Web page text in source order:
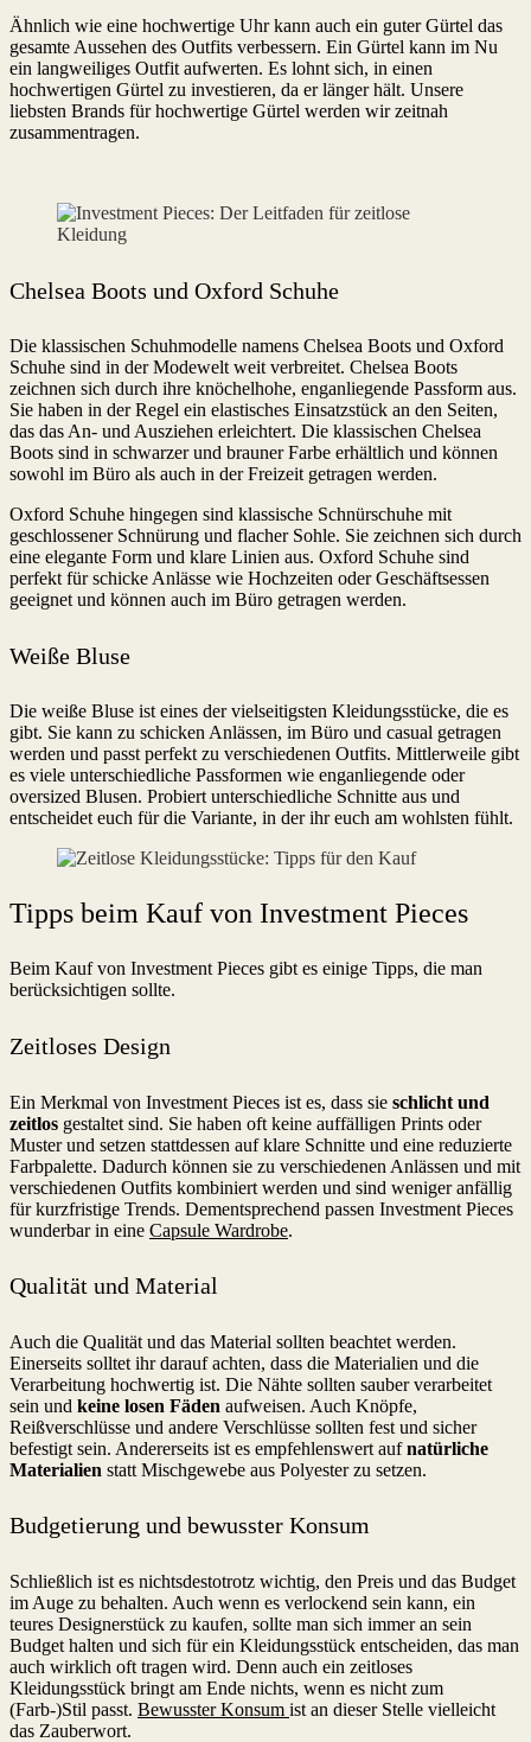
Ähnlich wie eine hochwertige Uhr kann auch ein guter Gürtel das
gesamte Aussehen des Outfits verbessern. Ein Gürtel kann im Nu
ein langweiliges Outfit aufwerten. Es lohnt sich, in einen
hochwertigen Gürtel zu investieren, da er länger hält. Unsere
liebsten Brands für hochwertige Gürtel werden wir zeitnah
zusammentragen.
Chelsea Boots und Oxford Schuhe
Die klassischen Schuhmodelle namens Chelsea Boots und Oxford
Schuhe sind in der Modewelt weit verbreitet. Chelsea Boots
zeichnen sich durch ihre knöchelhohe, enganliegende Passform aus.
Sie haben in der Regel ein elastisches Einsatzstück an den Seiten,
das das An- und Ausziehen erleichtert. Die klassischen Chelsea
Boots sind in schwarzer und brauner Farbe erhältlich und können
sowohl im Büro als auch in der Freizeit getragen werden.
Oxford Schuhe hingegen sind klassische Schnürschuhe mit
geschlossener Schnürung und flacher Sohle. Sie zeichnen sich durch
eine elegante Form und klare Linien aus. Oxford Schuhe sind
perfekt für schicke Anlässe wie Hochzeiten oder Geschäftsessen
geeignet und können auch im Büro getragen werden.
Weiße Bluse
Die weiße Bluse ist eines der vielseitigsten Kleidungsstücke, die es
gibt. Sie kann zu schicken Anlässen, im Büro und casual getragen
werden und passt perfekt zu verschiedenen Outfits. Mittlerweile gibt
es viele unterschiedliche Passformen wie enganliegende oder
oversized Blusen. Probiert unterschiedliche Schnitte aus und
entscheidet euch für die Variante, in der ihr euch am wohlsten fühlt.
Tipps beim Kauf von Investment Pieces
Beim Kauf von Investment Pieces gibt es einige Tipps, die man
berücksichtigen sollte.
Zeitloses Design
Ein Merkmal von Investment Pieces ist es, dass sie schlicht und
zeitlos gestaltet sind. Sie haben oft keine auffälligen Prints oder
Muster und setzen stattdessen auf klare Schnitte und eine reduzierte
Farbpalette. Dadurch können sie zu verschiedenen Anlässen und mit
verschiedenen Outfits kombiniert werden und sind weniger anfällig
für kurzfristige Trends. Dementsprechend passen Investment Pieces
wunderbar in eine Capsule Wardrobe.
Qualität und Material
Auch die Qualität und das Material sollten beachtet werden.
Einerseits solltet ihr darauf achten, dass die Materialien und die
Verarbeitung hochwertig ist. Die Nähte sollten sauber verarbeitet
sein und keine losen Fäden aufweisen. Auch Knöpfe,
Reißverschlüsse und andere Verschlüsse sollten fest und sicher
befestigt sein. Andererseits ist es empfehlenswert aufnatürliche
Materialien statt Mischgewebe aus Polyester zu setzen.
Budgetierung und bewusster Konsum
Schließlich ist es nichtsdestotrotz wichtig, den Preis und das Budget
im Auge zu behalten. Auch wenn es verlockend sein kann, ein
teures Designerstück zu kaufen, sollte man sich immer an sein
Budget halten und sich für ein Kleidungsstück entscheiden, das man
auch wirklich oft tragen wird. Denn auch ein zeitloses
Kleidungsstück bringt am Ende nichts, wenn es nicht zum
(Farb-)Stil passt. Bewusster Konsum ist an dieser Stelle vielleicht
das Zauberwort.